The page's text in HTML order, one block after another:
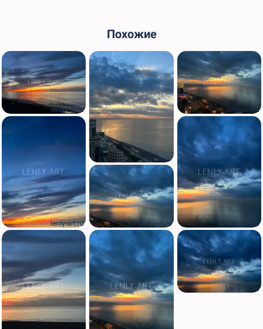
Похожие
lenly-art.ru
lenly-art.ru
lenly-art.ru
lenly-art.ru
lenly-art.ru
lenly-art.ru
lenly-art.ru